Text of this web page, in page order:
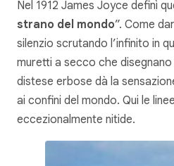
Nel 1912 James Joyce definì
strano del mondo”. Come
silenzio scrutando l’infinito in
muretti a secco che
distese erbose dà la
ai confini del mondo. Qui le
eccezionalmente nitide.